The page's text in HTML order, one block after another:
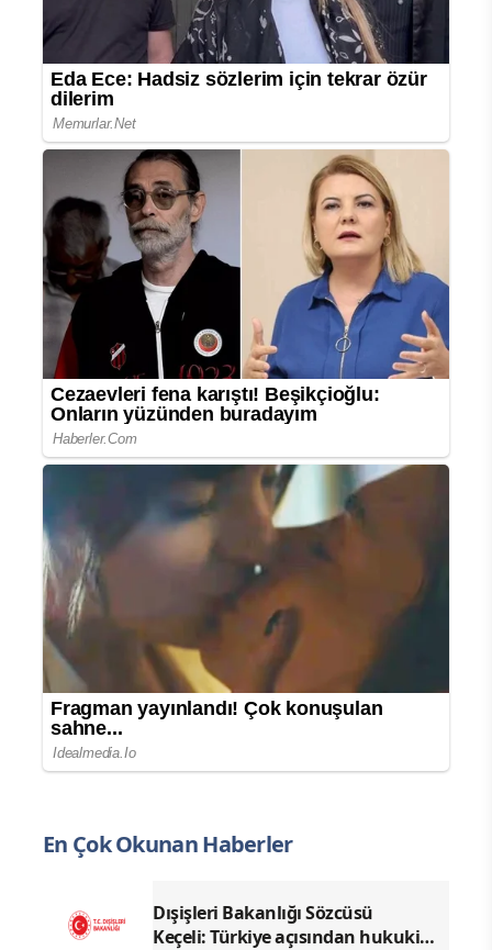
En Çok Okunan Haberler
Dışişleri Bakanlığı Sözcüsü
Keçeli: Türkiye açısından hukuki